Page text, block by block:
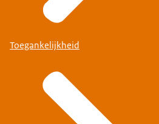
Toegankelijkheid